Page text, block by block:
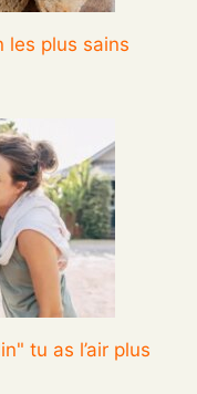
les plus sains
tu as l’air plus